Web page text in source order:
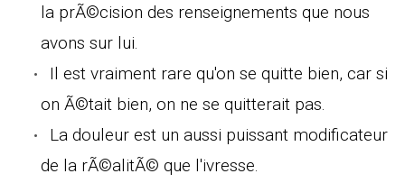
la prÃ©cision des renseignements que nous
avons sur lui.
Il est vraiment rare qu'on se quitte bien, car si
on Ã©tait bien, on ne se quitterait pas.
La douleur est un aussi puissant modificateur
de la rÃ©alitÃ© que l'ivresse.